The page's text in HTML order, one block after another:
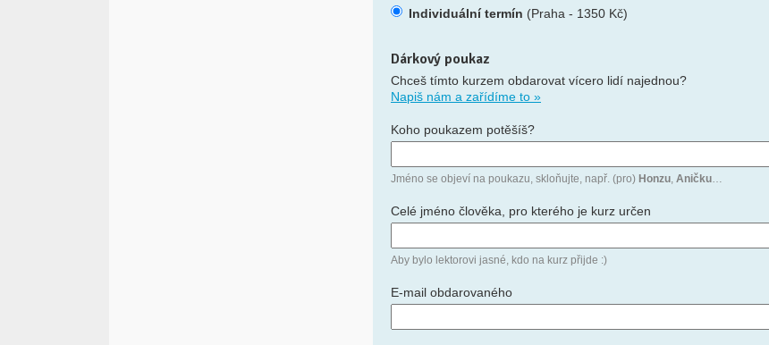
Individuální termín (Praha - 1350 Kč)
Dárkový poukaz
Chceš tímto kurzem obdarovat vícero lidí najednou?
Napiš nám a zařídíme to »
Koho poukazem potěšíš?
Jméno se objeví na poukazu, skloňujte, např. (pro) Honzu Aničku
Celé jméno člověka, pro kterého je kurz určen
Aby bylo lektorovi jasné, kdo na kurz přijde :)
E-mail obdarovaného